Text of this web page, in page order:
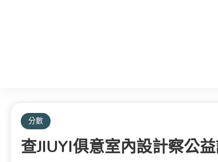
分數
查JIUYI俱意室內設計察公